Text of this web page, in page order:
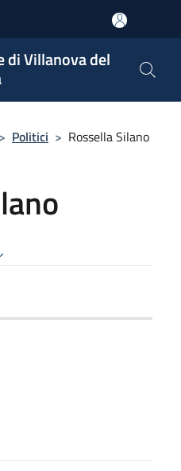
di Villanova del
> Politici > Rossella Silano